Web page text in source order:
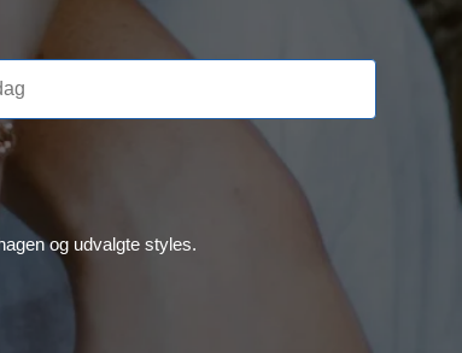
og udvalgte styles.